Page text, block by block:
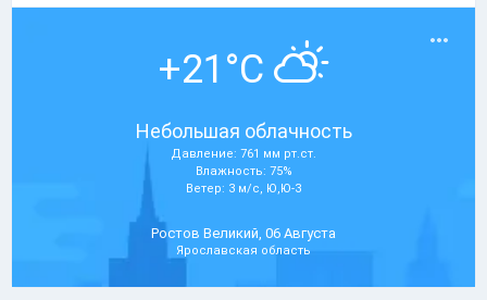
+21°C
Небольшая облачность
Давление: 761 мм рт.ст.
Влажность: 75%
Ветер: 3 м/с, Ю,Ю-З
Ростов Великий, 06 Августа
Ярославская область